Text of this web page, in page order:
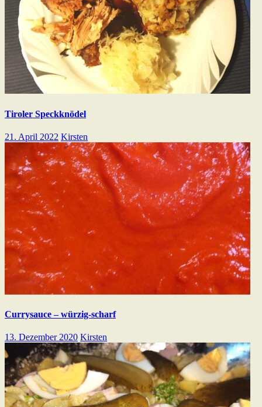
Tiroler Speckknödel
21. April 2022 Kirsten
Currysauce – würzig-scharf
13. Dezember 2020 Kirsten